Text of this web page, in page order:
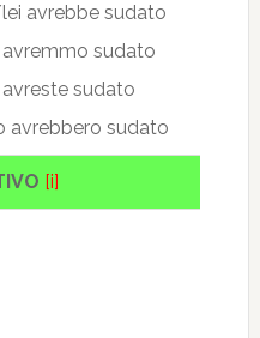
avrebbe sudato
avremmo sudato
sudato
avrebbero sudato
[i]